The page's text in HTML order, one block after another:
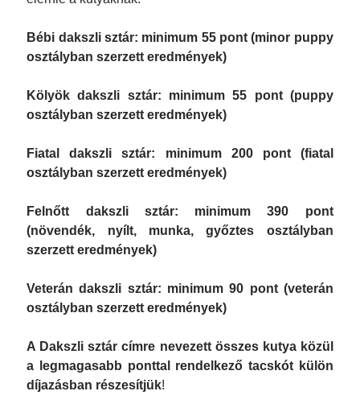
Bébi dakszli sztár: minimum 55 pont (minor puppy
osztályban szerzett eredmények)
Kölyök dakszli sztár: minimum 55 pont (puppy
osztályban szerzett eredmények)
Fiatal dakszli sztár: minimum 200 pont (fiatal
osztályban szerzett eredmények)
Felnőtt dakszli sztár: minimum 390 pont
(növendék, nyílt, munka, győztes osztályban
szerzett eredmények)
Veterán dakszli sztár: minimum 90 pont (veterán
osztályban szerzett eredmények)
A Dakszli sztár címre nevezett összes kutya közül
a legmagasabb ponttal rendelkező tacskót külön
díjazásban részesítjük!